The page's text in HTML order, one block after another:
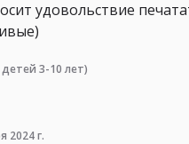
удовольствие
детей 3-10 лет)
2024 г.